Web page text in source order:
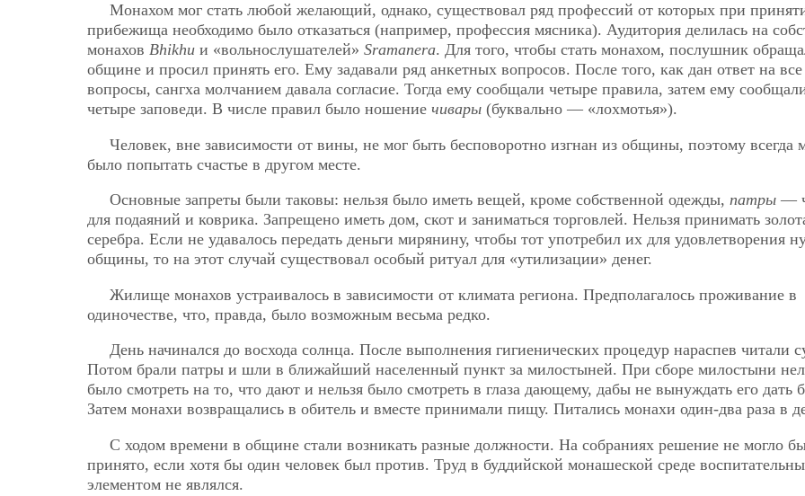
Монахом мог стать любой желающий, однако, существовал ряд профессий от которых при
прибежища необходимо было отказаться (например, профессия мясника). Аудитория делилась на
монахов Bhikhu и «вольнослушателей» Sramanera. Для того, чтобы стать монахом, послушник
общине и просил принять его. Ему задавали ряд анкетных вопросов. После того, как дан ответ на все
вопросы, сангха молчанием давала согласие. Тогда ему сообщали четыре правила, затем ему
четыре заповеди. В числе правил было ношение чивары (буквально — «лохмотья»).
Человек, вне зависимости от вины, не мог быть бесповоротно изгнан из общины, поэтому всегда
было попытать счастье в другом месте.
Основные запреты были таковы: нельзя было иметь вещей, кроме собственной одежды, патры —
для подаяний и коврика. Запрещено иметь дом, скот и заниматься торговлей. Нельзя принимать
серебра. Если не удавалось передать деньги мирянину, чтобы тот употребил их для удовлетворения
общины, то на этот случай существовал особый ритуал для «утилизации» денег.
Жилище монахов устраивалось в зависимости от климата региона. Предполагалось проживание в
одиночестве, что, правда, было возможным весьма редко.
День начинался до восхода солнца. После выполнения гигиенических процедур нараспев читали
Потом брали патры и шли в ближайший населенный пункт за милостыней. При сборе милостыни
было смотреть на то, что дают и нельзя было смотреть в глаза дающему, дабы не вынуждать его дать
Затем монахи возвращались в обитель и вместе принимали пищу. Питались монахи один-два раза в
С ходом времени в общине стали возникать разные должности. На собраниях решение не могло
принято, если хотя бы один человек был против. Труд в буддийской монашеской среде
элементом не являлся.